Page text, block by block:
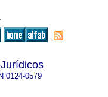
0124-0579